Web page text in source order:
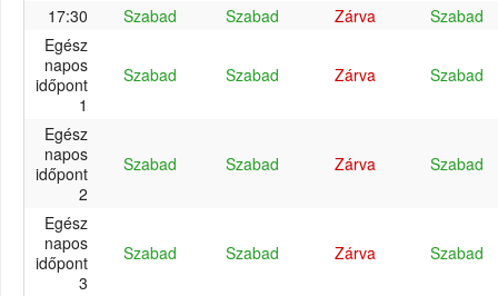
17:30
Szabad Szabad Zárva
Szabad
Egész
napos
időpont
1
Szabad Szabad Zárva Szabad
Egész
napos
időpont
2
Szabad Szabad Zárva Szabad
Egész
napos
időpont
3
Szabad Szabad Zárva Szabad